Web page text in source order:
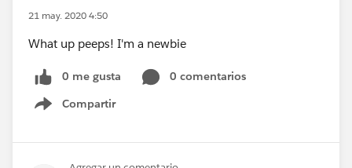
21 may. 2020 4:50
What up peeps! I'm a newbie
0 me gusta
0 comentarios
Compartir
Show menu